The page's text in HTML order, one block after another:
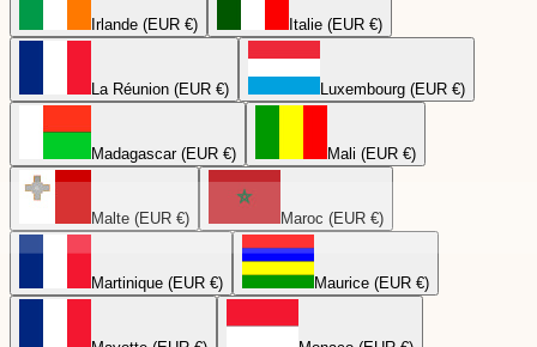
Irlande (EUR €) Italie (EUR €)
La Réunion (EUR €) Luxembourg (EUR €)
Madagascar (EUR €) Mali (EUR €)
Malte (EUR €) Maroc (EUR €)
Martinique (EUR €) Maurice (EUR €)